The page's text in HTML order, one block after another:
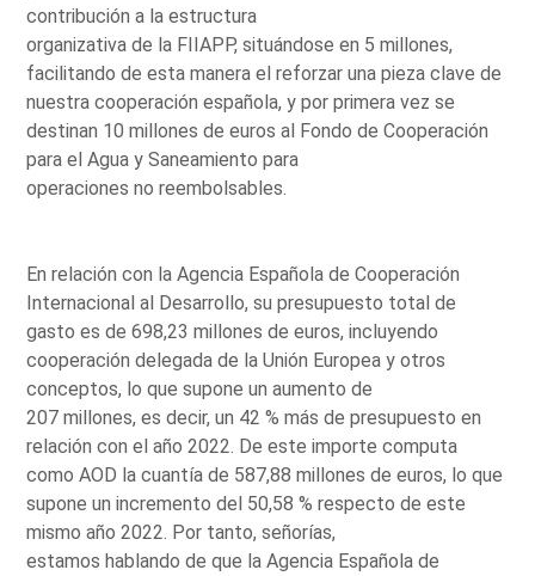
contribución a la estructura
organizativa de la FIIAPP, situándose en 5 millones,
facilitando de esta manera el reforzar una pieza clave de
nuestra cooperación española, y por primera vez se
destinan 10 millones de euros al Fondo de Cooperación
para el Agua y Saneamiento para
operaciones no reembolsables.
En relación con la Agencia Española de Cooperación
Internacional al Desarrollo, su presupuesto total de
gasto es de 698,23 millones de euros, incluyendo
cooperación delegada de la Unión Europea y otros
conceptos, lo que supone un aumento de
207 millones, es decir, un 42 % más de presupuesto en
relación con el año 2022. De este importe computa
como AOD la cuantía de 587,88 millones de euros, lo que
supone un incremento del 50,58 % respecto de este
mismo año 2022. Por tanto, señorías,
estamos hablando de que la Agencia Española de